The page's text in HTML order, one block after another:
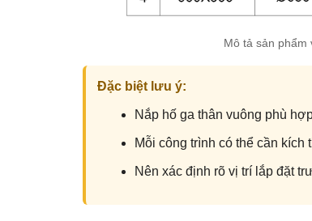
Mô tả sản phẩm
Đặc biệt lưu ý:
Nắp hố ga thân vuông phù
Mỗi công trình có thể cần
Nên xác định rõ vị trí lắp đặt